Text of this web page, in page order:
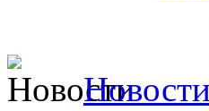
Новости